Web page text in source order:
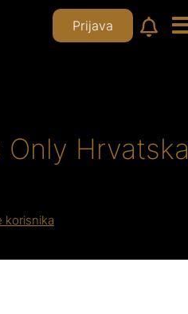
Prijava
Only Hrvatska
korisnika